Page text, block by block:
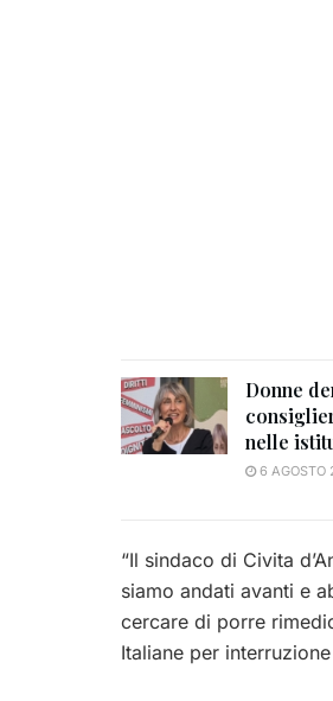
Donne
nelle
6 AGOSTO
“Il sindaco di Civita
siamo andati avanti e
cercare di porre
Italiane per